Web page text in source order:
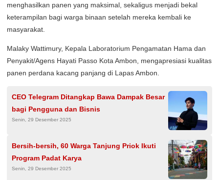
menghasilkan panen yang maksimal, sekaligus menjadi bekal
keterampilan bagi warga binaan setelah mereka kembali ke
masyarakat.
Malaky Wattimury, Kepala Laboratorium Pengamatan Hama dan
Penyakit/Agens Hayati Passo Kota Ambon, mengapresiasi kualitas
panen perdana kacang panjang di Lapas Ambon.
CEO Telegram Ditangkap Bawa Dampak Besar
bagi Pengguna dan Bisnis
Senin, 29 Desember 2025
Bersih-bersih, 60 Warga Tanjung Priok Ikuti
Program Padat Karya
Senin, 29 Desember 2025